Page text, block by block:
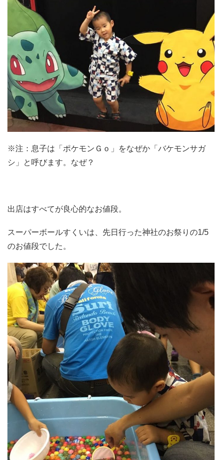
※注：息子は「ポケモンＧｏ」をなぜか「バケモンサガ
シ」と呼びます。なぜ？
出店はすべてが良心的なお値段。
スーパーボールすくいは、先日行った神社のお祭りの1/5
のお値段でした。